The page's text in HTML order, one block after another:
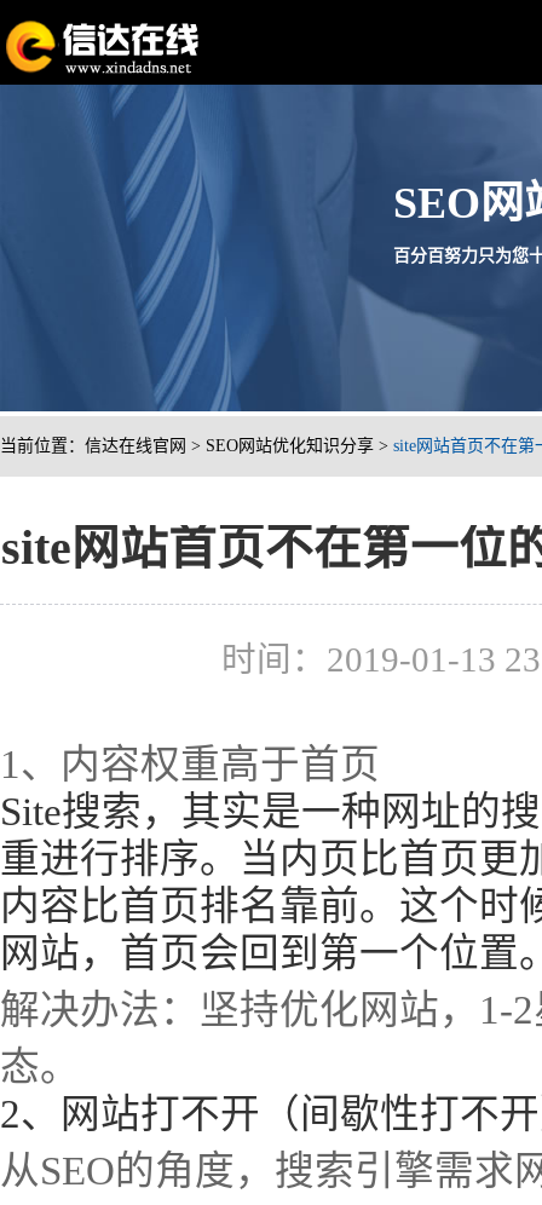
SEO网
百分百努力只为您
当前位置： 信达在线官网 > SEO网站优化知识分享 > site网站首页不在
site网站首页不在第一位
时间：2019-01-13
1、内容权重高于首页
Site搜索，其实是一种网址的
重进行排序。当内页比首页更
内容比首页排名靠前。这个时
网站，首页会回到第一个位置
解决办法：坚持优化网站，1-
态。
2、网站打不开（间歇性打不
从SEO的角度，搜索引擎需求